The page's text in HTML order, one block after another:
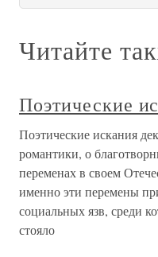
Читайте
Поэтические
Поэтические искания
романтики, о
переменах в своем
именно эти перемены
социальных язв, среди
стояло